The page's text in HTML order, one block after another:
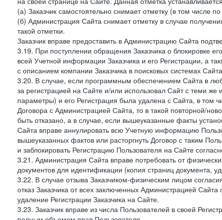
(а) Заказчик самостоятельно снимает отметку (в том числе
(б) Администрация Сайта снимает отметку в случае
такой отметки.
Заказчик вправе предоставить в Администрацию Сайта
3.19. При поступлении обращения Заказчика о блокировке
всей Учетной информации Заказчика и его Регистрации, а
с описанием компании Заказчика в поисковых системах
3.20. В случае, если программным обеспечением Сайта в
за регистрацией на Сайте и/или использовал Сайт с теми
параметры) и его Регистрация была удалена с Сайта, в том
Договора с Администрацией Сайта, то в такой повторной/
быть отказано, а в случае, если вышеуказанные факты
Сайта вправе аннулировать всю Учетную информацию
вышеуказанных фактов или расторгнуть Договор с таким
и заблокировать Регистрацию Пользователя на Сайте
3.21. Администрация Сайта вправе потребовать от
документов для идентификации (копия страниц документа,
3.22. В случае отзыва Заказчиком-физическим лицом
отказ Заказчика от всех заключенных Администрацией
удаление Регистрации Заказчика на Сайте.
3.23. Заказчик вправе из числа Пользователей в своей